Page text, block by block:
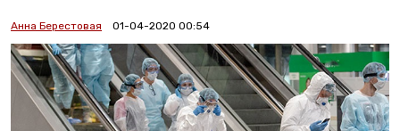
Анна Берестовая 01-04-2020 00:54